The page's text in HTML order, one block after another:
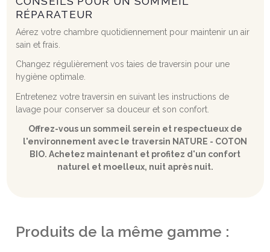
RÉPARATEUR
Aérez votre chambre quotidiennement pour maintenir un air
sain et frais.
Changez régulièrement vos taies de traversin pour une
hygiène optimale.
Entretenez votre traversin en suivant les instructions de
lavage pour conserver sa douceur et son confort.
Offrez-vous un sommeil serein et respectueux de
l'environnement avec le traversin NATURE - COTON
BIO. Achetez maintenant et profitez d'un confort
naturel et moelleux, nuit après nuit.
Produits de la même gamme :